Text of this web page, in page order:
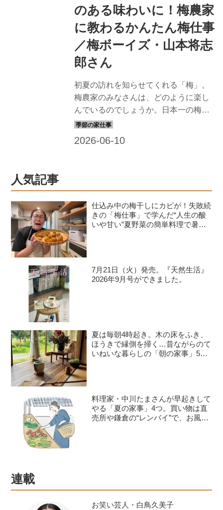
のある味わいに！梅農家
に教わるかんたん梅仕事
／梅ボーイズ・山本将志
郎さん
初夏の訪れを知らせてくれる「梅」。
梅農家のみなさんは、どのように楽し
んでいるのでしょうか。日本一の梅の
産地・和歌山県みなべ町で活動してい
人気記事
仕込み中の梅干しにカビが！失敗続
きの「梅仕事」で学んだ“人生の酸
いや甘い”夏野菜の簡単料理で暑さ
7月21日（火）発売。『天然生活』
2026年9月号ができました。
夏は毎朝4時起き。木の床をふき、
ほうきで縁側を掃く…昔ながらのて
いねいな暮らしの「朝の家事」5つ
料理家・中川たまさんが早起きして
やる「夏の家事」4つ。買い物は直
売所や鎌倉の“レンバイ”で、お風呂
連載
お笑い芸人・白鳥久美子